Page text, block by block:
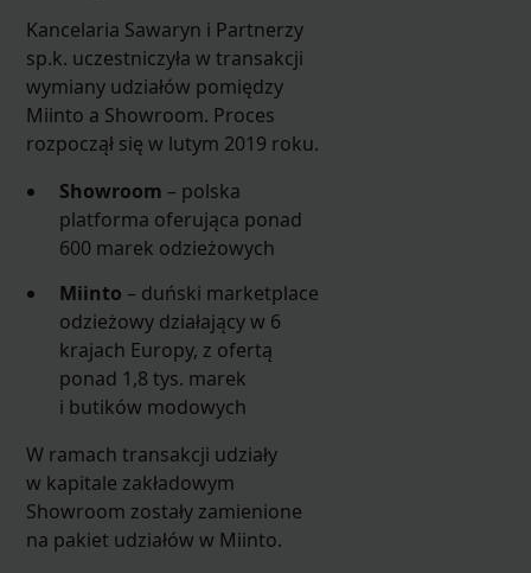
Kancelaria Sawaryn i Partnerzy
sp.k. uczestniczyła w transakcji
wymiany udziałów pomiędzy
Miinto a Showroom. Proces
rozpoczął się w lutym 2019 roku.
Showroom – polska
platforma oferująca ponad
600 marek odzieżowych
Miinto – duński marketplace
odzieżowy działający w 6
krajach Europy, z ofertą
ponad 1,8 tys. marek
i butików modowych
W ramach transakcji udziały
w kapitale zakładowym
Showroom zostały zamienione
na pakiet udziałów w Miinto.